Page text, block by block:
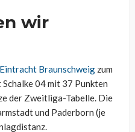
wir
Braunschweig zum
04 mit 37 Punkten
der Zweitliga-Tabelle. Die
und Paderborn (je